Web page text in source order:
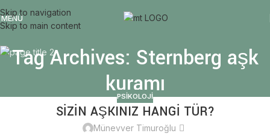
Skip to navigation
Skip to main content
MENÜ
Tag Archives: Sternberg aşk
kuramı
PSIKOLOJI
SİZİN AŞKINIZ HANGİ TÜR?
Münevver Timuroğlu